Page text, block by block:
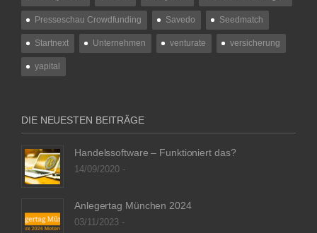
Presseschau Crowdfunding Savedo Seedmatch
Startnext Unternehmen venturate versicherung
yapital
DIE NEUESTEN BEITRÄGE
Handelssoftware – Funktioniert das?
14/09/2020 -
Anlegertag München 2024
03/11/2023 -